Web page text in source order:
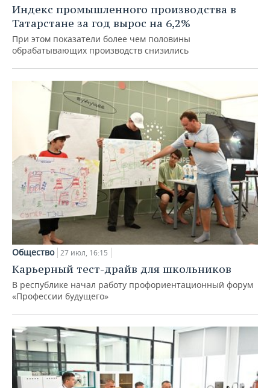
Индекс промышленного производства в
Татарстане за год вырос на 6,2%
При этом показатели более чем половины
обрабатывающих производств снизились
Общество 27 июл, 16:15
Карьерный тест-драйв для школьников
В республике начал работу профориентационный форум
«Профессии будущего»